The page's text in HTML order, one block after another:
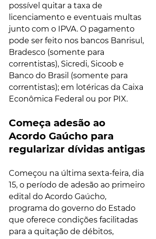
possível quitar a taxa de
licenciamento e eventuais multas
junto com o IPVA. O pagamento
pode ser feito nos bancos Banrisul,
Bradesco (somente para
correntistas), Sicredi, Sicoob e
Banco do Brasil (somente para
correntistas); em lotéricas da Caixa
Econômica Federal ou por PIX.
Começa adesão ao
Acordo Gaúcho para
regularizar dívidas antigas
Começou na última sexta-feira, dia
15, o período de adesão ao primeiro
edital do Acordo Gaúcho,
programa do governo do Estado
que oferece condições facilitadas
para a quitação de débitos,